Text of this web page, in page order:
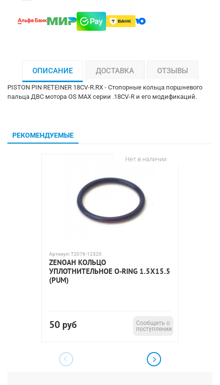
ОПИСАНИЕ ДОСТАВКА ОТЗЫВЫ
PISTON PIN RETEINER 18CV-R.RX - Стопорные кольца поршневого
пальца ДВС мотора OS MAX серии .18CV-R и его модификаций.
РЕКОМЕНДУЕМЫЕ
Нет в наличии
Артикул:T2076-12320
ZENOAH КОЛЬЦО
УПЛОТНИТЕЛЬНОЕ O-RING 1.5X15.5
(PUM)
50 руб
Сообщить о
поступлении